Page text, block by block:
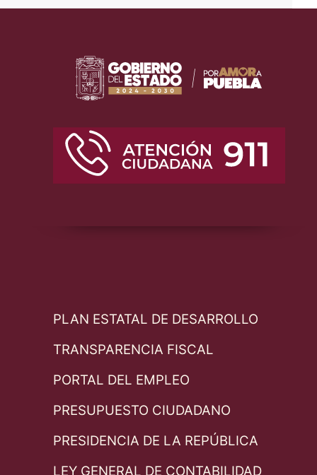
PLAN ESTATAL DE DESARROLLO
TRANSPARENCIA FISCAL
PORTAL DEL EMPLEO
PRESUPUESTO CIUDADANO
PRESIDENCIA DE LA REPÚBLICA
LEY GENERAL DE CONTABILIDAD